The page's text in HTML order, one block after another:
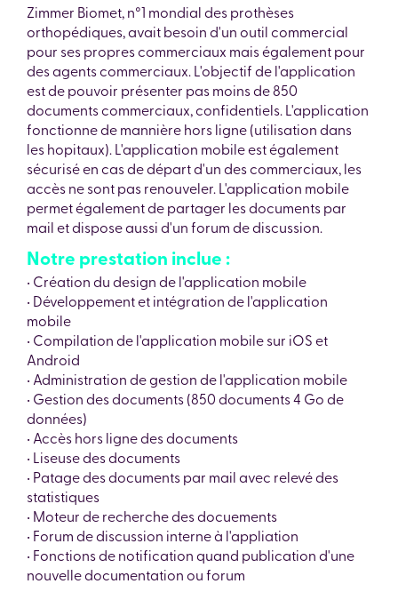
Zimmer Biomet, n°1 mondial des prothèses
orthopédiques, avait besoin d'un outil commercial
pour ses propres commerciaux mais également pour
des agents commerciaux. L'objectif de l'application
est de pouvoir présenter pas moins de 850
documents commerciaux, confidentiels. L'application
fonctionne de mannière hors ligne (utilisation dans
les hopitaux). L'application mobile est également
sécurisé en cas de départ d'un des commerciaux, les
accès ne sont pas renouveler. L'application mobile
permet également de partager les documents par
mail et dispose aussi d'un forum de discussion.
Notre prestation inclue :
• Création du design de l'application mobile
• Développement et intégration de l'application
mobile
• Compilation de l'application mobile sur iOS et
Android
• Administration de gestion de l'application mobile
• Gestion des documents (850 documents 4 Go de
données)
• Accès hors ligne des documents
• Liseuse des documents
• Patage des documents par mail avec relevé des
statistiques
• Moteur de recherche des docuements
• Forum de discussion interne à l'appliation
• Fonctions de notification quand publication d'une
nouvelle documentation ou forum